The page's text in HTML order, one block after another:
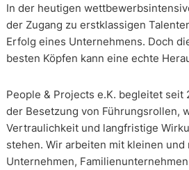
In der heutigen
der Zugang zu erstklassigen
Erfolg eines Unternehmens. Doch
besten Köpfen kann eine echte
People & Projects e.K. begleitet seit
der Besetzung von Führungsrollen,
Vertraulichkeit und langfristige
stehen. Wir arbeiten mit kleinen
Unternehmen,